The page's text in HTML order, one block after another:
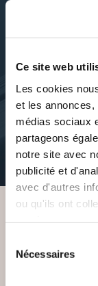
Ce site web
Les cookies
et les
médias sociaux
partageons
notre site avec
publicité et
avec d'autres
ou qu'ils ont
Nécessaires
À
Auteur de 29 ans,